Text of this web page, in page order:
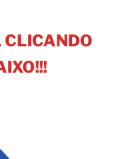
CLICANDO